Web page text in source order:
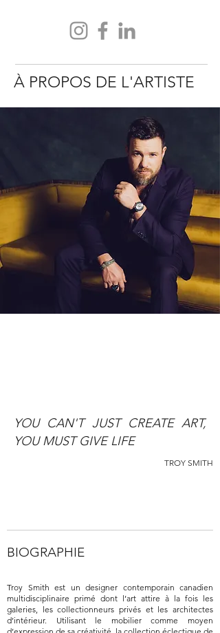
À PROPOS DE L'ARTISTE
YOU CAN'T JUST CREATE ART,
YOU MUST GIVE LIFE
TROY SMITH
BIOGRAPHIE
Troy Smith est un designer contemporain canadien
multidisciplinaire primé dont l’art attire à la fois les
galeries, les collectionneurs privés et les architectes
d’intérieur. Utilisant le mobilier comme moyen